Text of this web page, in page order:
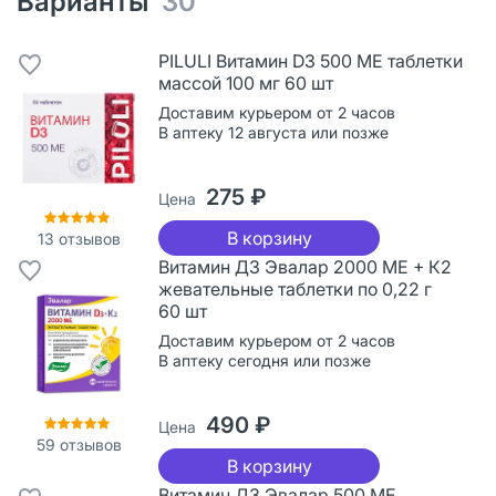
13 отзывов
PILULI Витамин D3 500 МЕ таблетки
массой 100 мг 60 шт
Доставим курьером от 2 часов
В аптеку 12 августа или позже
Цена 275 ₽
В корзину
59 отзывов
Витамин Д3 Эвалар 2000 МЕ + К2
жевательные таблетки по 0,22 г
60 шт
Доставим курьером от 2 часов
В аптеку сегодня или позже
Цена 490 ₽
В корзину